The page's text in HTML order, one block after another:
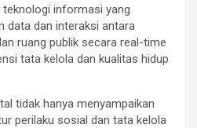
teknologi informasi yang
data dan interaksi antara
ruang publik secara real-time
tata kelola dan kualitas hidup
tidak hanya menyampaikan
perilaku sosial dan tata kelola